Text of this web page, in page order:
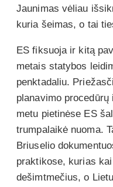
Jaunimas vėliau
kuria šeimas, o tai
ES fiksuoja ir kitą
metais statybos
penktadaliu.
planavimo
metu pietinėse ES
trumpalaikė nuoma.
Briuselio
praktikose, kurias
dešimtmečius, o